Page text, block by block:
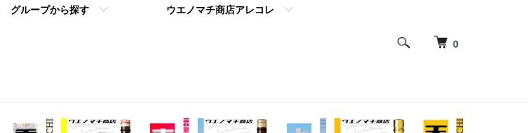
0
グループから探す ウエノマチ商店アレコレ